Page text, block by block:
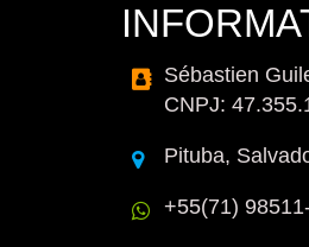
Sébastien
CNPJ:
Pituba,
+55(71)